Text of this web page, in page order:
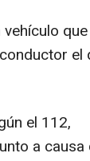
que
el
el 112,
a causa